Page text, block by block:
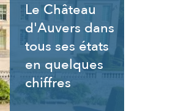
Le Château
d'Auvers dans
tous ses états
en quelques
chiffres